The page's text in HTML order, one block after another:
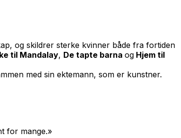
og skildrer sterke kvinner både fra fortiden
til Mandalay, De tapte barna og Hjem til
med sin ektemann, som er kunstner.
for mange.»